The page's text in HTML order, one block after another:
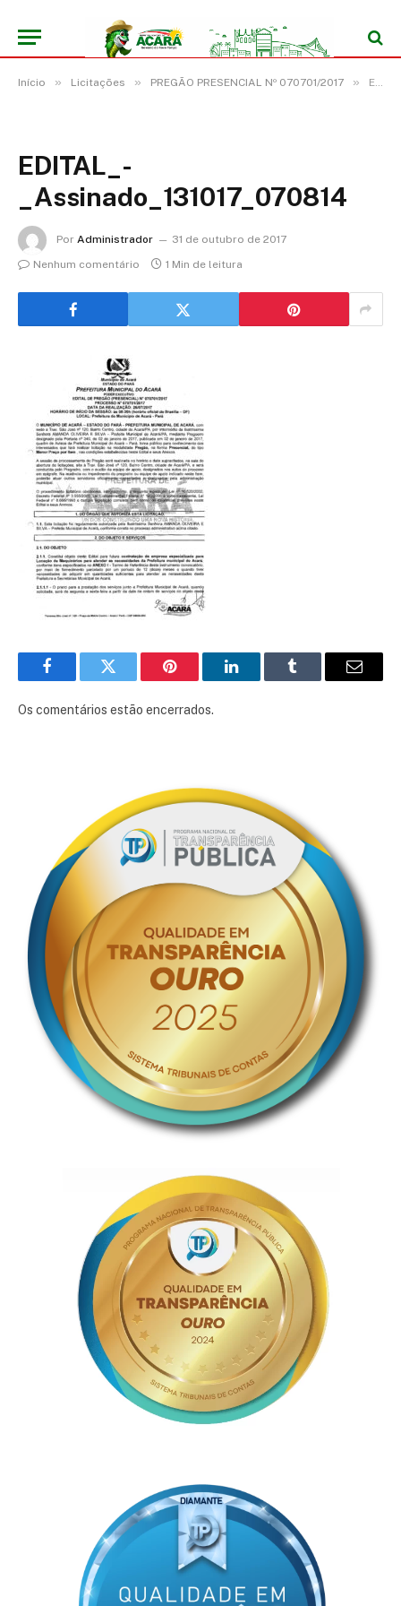
Início » Licitações » PREGÃO PRESENCIAL Nº 070701/2017 » EDITAL_-_Assinado_131017_070814
EDITAL_-
_Assinado_131017_070814
Por Administrador
31 de outubro de 2017
Nenhum comentário
1 Min de leitura
FacebookTwitter Pinterest LinkedInTumblr
E-
Os comentários estão encerrados.